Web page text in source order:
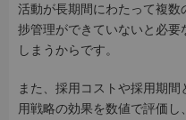
活動が長期間にわたって複
捗管理ができていないと必要
しまうからです。
また、採用コストや採用期
用戦略の効果を数値で評価し